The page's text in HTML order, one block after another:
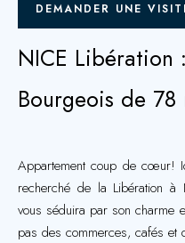
DEMANDER UNE
NICE Libération
Bourgeois de
Appartement coup de cœur!
recherché de la Libération à
vous séduira par son charme
pas des commerces, cafés et